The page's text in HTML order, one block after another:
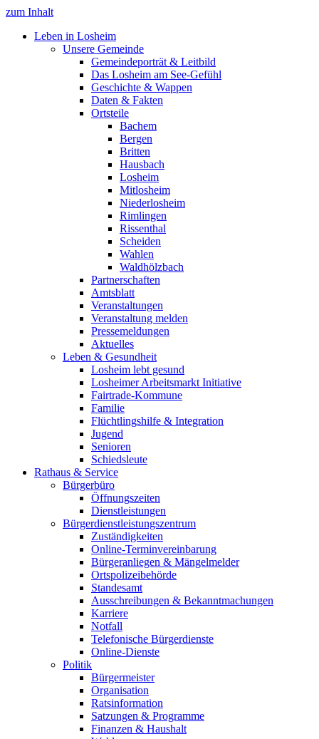
zum Inhalt
Leben in Losheim
Unsere Gemeinde
Gemeindeporträt & Leitbild
Das Losheim am See-Gefühl
Geschichte & Wappen
Daten & Fakten
Ortsteile
Bachem
Bergen
Britten
Hausbach
Losheim
Mitlosheim
Niederlosheim
Rimlingen
Rissenthal
Scheiden
Wahlen
Waldhölzbach
Partnerschaften
Amtsblatt
Veranstaltungen
Veranstaltung melden
Pressemeldungen
Aktuelles
Leben & Gesundheit
Losheim lebt gesund
Losheimer Arbeitsmarkt Initiative
Fairtrade-Kommune
Familie
Flüchtlingshilfe & Integration
Jugend
Senioren
Schiedsleute
Rathaus & Service
Bürgerbüro
Öffnungszeiten
Dienstleistungen
Bürgerdienstleistungszentrum
Zuständigkeiten
Online-Terminvereinbarung
Bürgeranliegen & Mängelmelder
Ortspolizeibehörde
Standesamt
Ausschreibungen & Bekanntmachungen
Karriere
Notfall
Telefonische Bürgerdienste
Online-Dienste
Politik
Bürgermeister
Organisation
Ratsinformation
Satzungen & Programme
Finanzen & Haushalt